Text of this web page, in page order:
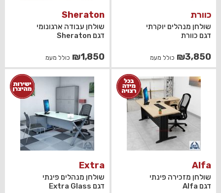
כוורת
שולחן מנהלים יוקרתי
דגם כוורת
₪3,850 כולל מעמ
Sheraton
שולחן עבודה ארגונומי
דגם Sheraton
₪1,850 כולל מעמ
Alfa
שולחן מזכירה פינתי
דגם Alfa
Extra
שולחן מנהלים פינתי
דגם Extra Glass